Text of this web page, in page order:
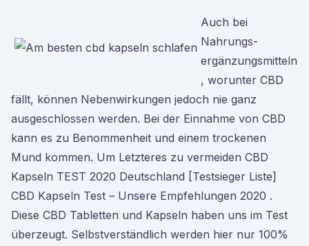
Auch bei
Nahrungs­
ergänzungsmitteln
, worunter CBD
fällt, können Nebenwirkungen jedoch nie ganz
ausgeschlossen werden. Bei der Einnahme von CBD
kann es zu Benommenheit und einem trockenen
Mund kommen. Um Letzteres zu vermeiden CBD
Kapseln TEST 2020 Deutschland [Testsieger Liste]
CBD Kapseln Test – Unsere Empfehlungen 2020 .
Diese CBD Tabletten und Kapseln haben uns im Test
überzeugt. Selbstverständlich werden hier nur 100%